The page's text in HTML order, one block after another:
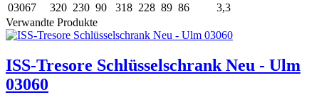
03067
320 230 90 318 228 89 86
3,3
Verwandte Produkte
ISS-Tresore Schlüsselschrank Neu - Ulm
03060